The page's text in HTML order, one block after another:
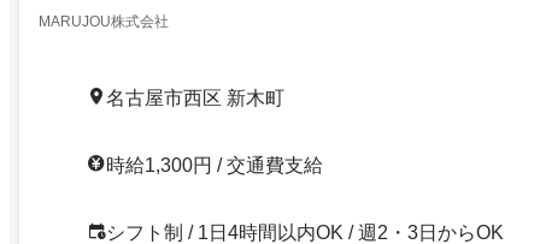
MARUJOU株式会社
名古屋市西区 新木町
時給1,300円 / 交通費支給
シフト制 / 1日4時間以内OK / 週2・3日からOK